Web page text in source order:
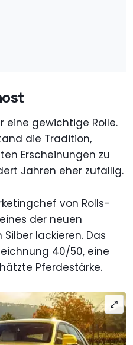
eine gewichtige Rolle.
die Tradition,
Erscheinungen zu
Jahren eher zufällig.
von Rolls-
der neuen
lackieren. Das
40/50, eine
Pferdestärke.